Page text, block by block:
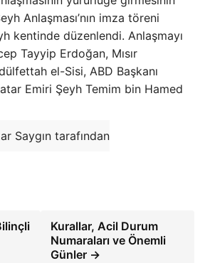
Anlaşması’nın imza töreni
kentinde düzenlendi. Anlaşmayı
Tayyip Erdoğan, Mısır
el-Sisi, ABD Başkanı
Emiri Şeyh Temim bin Hamed
Saygın tarafından
Kurallar, Acil Durum
Numaraları ve Önemli
Günler →